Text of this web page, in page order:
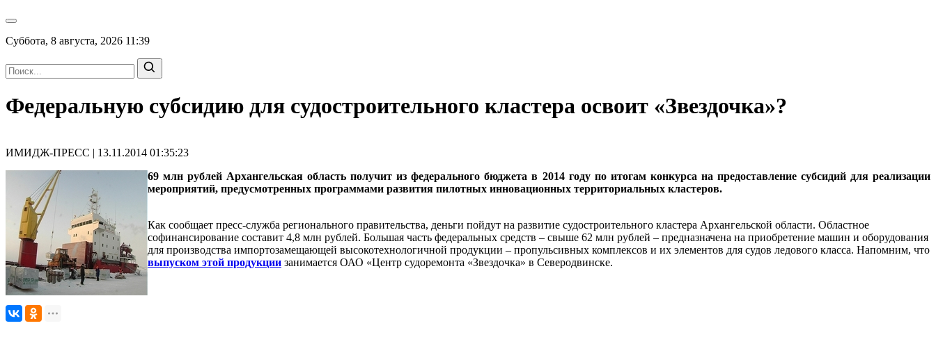
Суббота, 8 августа, 2026 11:39
Федеральную субсидию для судостроительного кластера освоит «Звездочка»?
ИМИДЖ-ПРЕСС | 13.11.2014 01:35:23
69 млн рублей Архангельская область получит из федерального бюджета в 2014 году по итогам конкурса на предоставление субсидий для реализации
мероприятий, предусмотренных программами развития пилотных инновационных территориальных кластеров.
Как сообщает пресс-служба регионального правительства, деньги пойдут на развитие судостроительного кластера Архангельской области. Областное
софинансирование составит 4,8 млн рублей. Большая часть федеральных средств – свыше 62 млн рублей – предназначена на приобретение машин и оборудования
для производства импортозамещающей высокотехнологичной продукции – пропульсивных комплексов и их элементов для судов ледового класса. Напомним, что
выпуском этой продукции занимается ОАО «Центр судоремонта «Звездочка» в Северодвинске.